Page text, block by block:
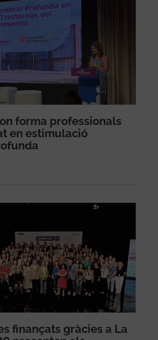
forma professionals
en estimulació
finançats gràcies a La